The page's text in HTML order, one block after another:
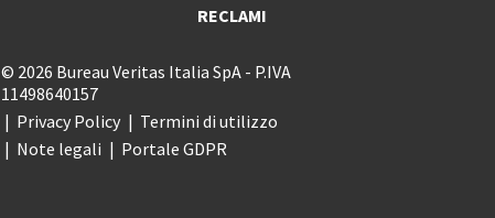
RECLAMI
© 2026 Bureau Veritas Italia SpA - P.IVA
11498640157
Privacy Policy
Termini di utilizzo
Note legali
Portale GDPR